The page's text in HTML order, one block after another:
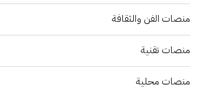
منصات الفن والثقافة
منصات تقنية
منصات محلية